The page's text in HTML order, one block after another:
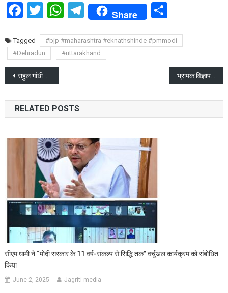
Facebook
Twitter
WhatsApp
Telegram
Share Share
Tagged
#bjp #maharashtra #eknathshinde #pmmodi
#Dehradun
#uttarakhand
Post
navigation
राहुल गांधी केरल आ रहे हैं और एनी राजा के खिलाफ चुनाव लड़ रहे हैं: सीएम पिनाराई भ्रामक विज्ञापनों पर योग गुरु राम देव व आचार्य बालकृष्ण ने सुप्रीम कोर्ट से माफी मांगी
RELATED POSTS
सीएम धामी ने “मोदी सरकार के 11 वर्ष-संकल्प से सिद्धि तक” वर्चुअल कार्यक्रम को संबोधित
किया
June 2, 2025 Jagriti media